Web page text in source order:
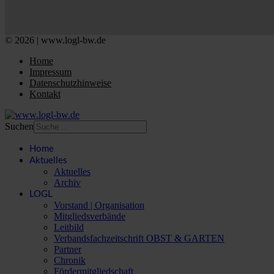
© 2026 | www.logl-bw.de
Home
Impressum
Datenschutzhinweise
Kontakt
Suchen
Home
Aktuelles
Aktuelles
Archiv
LOGL
Vorstand | Organisation
Mitgliedsverbände
Leitbild
Verbandsfachzeitschrift OBST & GARTEN
Partner
Chronik
Fördermitgliedschaft